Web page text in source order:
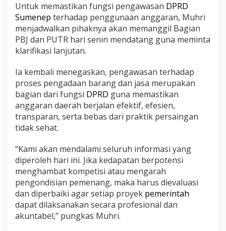
Untuk memastikan fungsi pengawasan DPRD
Sumenep terhadap penggunaan anggaran, Muhri
menjadwalkan pihaknya akan memanggil Bagian
PBJ dan PUTR hari senin mendatang guna meminta
klarifikasi lanjutan.
Ia kembali menegaskan, pengawasan terhadap
proses pengadaan barang dan jasa merupakan
bagian dari fungsi DPRD guna memastikan
anggaran daerah berjalan efektif, efesien,
transparan, serta bebas dari praktik persaingan
tidak sehat.
“Kami akan mendalami seluruh informasi yang
diperoleh hari ini. Jika kedapatan berpotensi
menghambat kompetisi atau mengarah
pengondisian pemenang, maka harus dievaluasi
dan diperbaiki agar setiap proyek pemerintah
dapat dilaksanakan secara profesional dan
akuntabel,” pungkas Muhri.